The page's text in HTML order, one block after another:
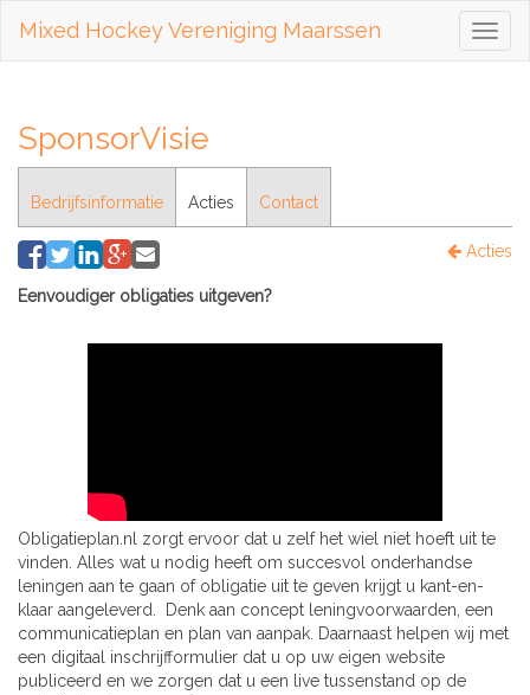
Mixed Hockey Vereniging Maarssen
SponsorVisie
Bedrijfsinformatie Acties Contact
Acties
Eenvoudiger obligaties uitgeven?
Obligatieplan.nl zorgt ervoor dat u zelf het wiel niet hoeft uit te
vinden. Alles wat u nodig heeft om succesvol onderhandse
leningen aan te gaan of obligatie uit te geven krijgt u kant-en-
klaar aangeleverd. Denk aan concept leningvoorwaarden, een
communicatieplan en plan van aanpak. Daarnaast helpen wij met
een digitaal inschrijfformulier dat u op uw eigen website
publiceerd en we zorgen dat u een live tussenstand op de